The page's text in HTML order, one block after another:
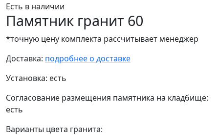
Есть в наличии
Памятник гранит 60
*точную цену комплекта рассчитывает менеджер
Доставка: подробнее о доставке
Установка: есть
Согласование размещения памятника на кладбище:
есть
Варианты цвета гранита: